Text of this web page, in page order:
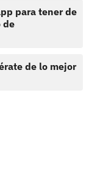
para tener de
de
de lo mejor